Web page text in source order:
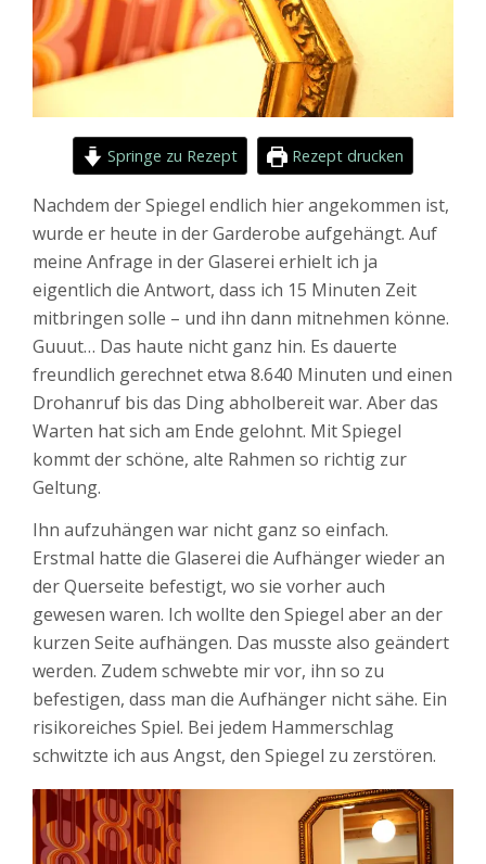
Springe zu Rezept Rezept drucken
Nachdem der Spiegel endlich hier angekommen ist,
wurde er heute in der Garderobe aufgehängt. Auf
meine Anfrage in der Glaserei erhielt ich ja
eigentlich die Antwort, dass ich 15 Minuten Zeit
mitbringen solle – und ihn dann mitnehmen könne.
Guuut… Das haute nicht ganz hin. Es dauerte
freundlich gerechnet etwa 8.640 Minuten und einen
Drohanruf bis das Ding abholbereit war. Aber das
Warten hat sich am Ende gelohnt. Mit Spiegel
kommt der schöne, alte Rahmen so richtig zur
Geltung.
Ihn aufzuhängen war nicht ganz so einfach.
Erstmal hatte die Glaserei die Aufhänger wieder an
der Querseite befestigt, wo sie vorher auch
gewesen waren. Ich wollte den Spiegel aber an der
kurzen Seite aufhängen. Das musste also geändert
werden. Zudem schwebte mir vor, ihn so zu
befestigen, dass man die Aufhänger nicht sähe. Ein
risikoreiches Spiel. Bei jedem Hammerschlag
schwitzte ich aus Angst, den Spiegel zu zerstören.